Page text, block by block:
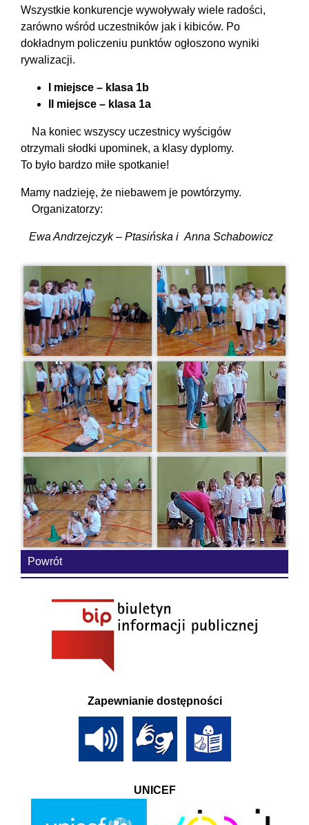
Wszystkie konkurencje wywoływały wiele radości,
zarówno wśród uczestników jak i kibiców. Po
dokładnym policzeniu punktów ogłoszono wyniki
rywalizacji.
I miejsce – klasa 1b
II miejsce – klasa 1a
Na koniec wszyscy uczestnicy wyścigów
otrzymali słodki upominek, a klasy dyplomy.
To było bardzo miłe spotkanie!
Mamy nadzieję, że niebawem je powtórzymy.
Organizatorzy:
Ewa Andrzejczyk – Ptasińska i Anna Schabowicz
Powrót
Zapewnianie dostępności
UNICEF